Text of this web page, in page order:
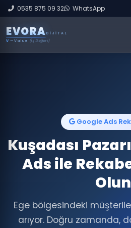
0535 875 09 32 WhatsApp
EVORA DIJITAL
V — Value (İş Değeri)
Google Ads
Kuşadası
Ads ile
Olun
Ege bölgesindeki
arıyor. Doğru zamanda,